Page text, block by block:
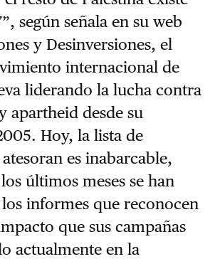
según señala en su web
y Desinversiones, el
internacional de
liderando la lucha contra
apartheid desde su
Hoy, la lista de
es inabarcable,
últimos meses se han
informes que reconocen
que sus campañas
actualmente en la